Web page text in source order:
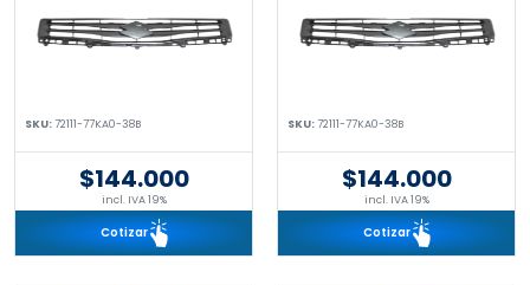
SKU:72111-77KA0-38B
$144.000
incl. IVA 19%
Cotizar
SKU:72111-77KA0-38B
$144.000
incl. IVA 19%
Cotizar